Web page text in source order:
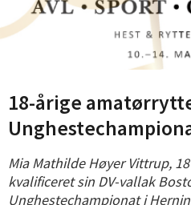
18-årige
Mia Mathilde Høyer Vittrup,
kvalificeret sin DV-vallak
Unghestechampionat i